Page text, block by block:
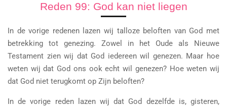
Reden 99: God kan niet liegen
In de vorige redenen lazen wij talloze beloften van God met
betrekking tot genezing. Zowel in het Oude als Nieuwe
Testament zien wij dat God iedereen wil genezen. Maar hoe
weten wij dat God ons ook echt wil genezen? Hoe weten wij
dat God niet terugkomt op Zijn beloften?
In de vorige reden lazen wij dat God dezelfde is, gisteren,